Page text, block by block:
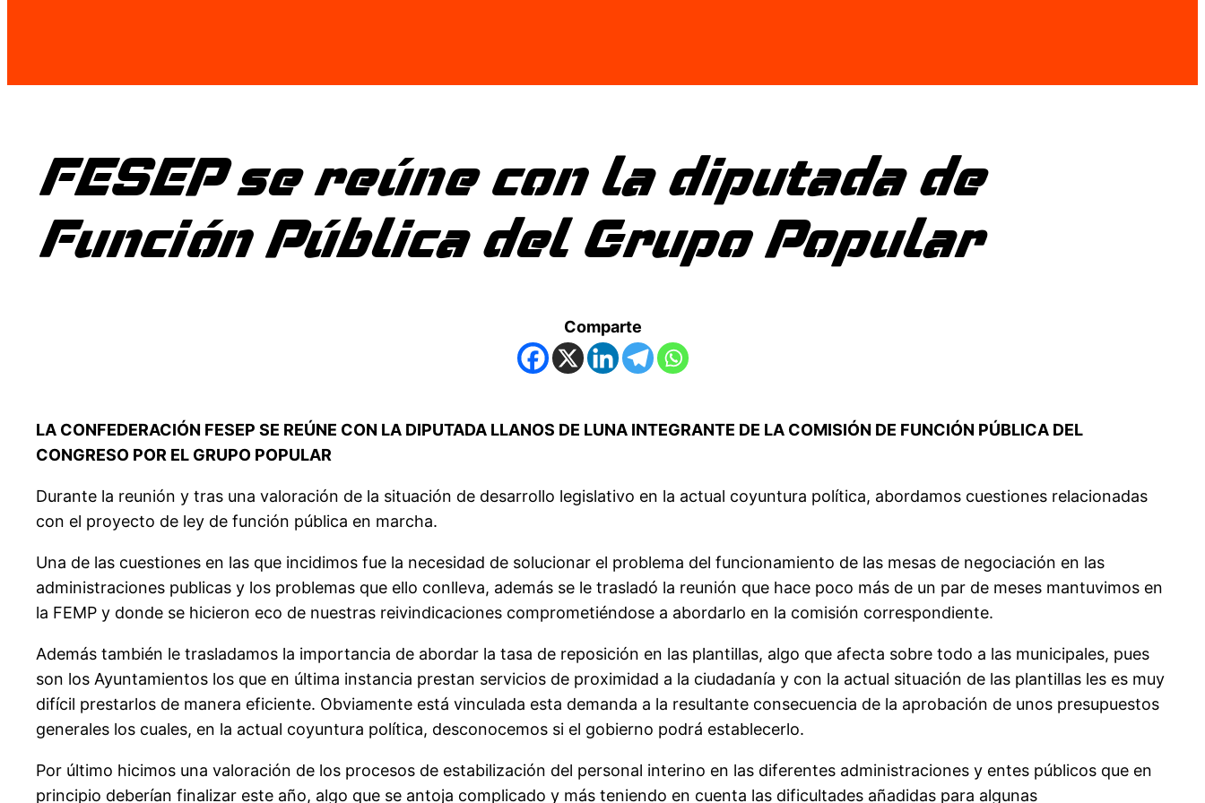
FESEP se reúne con la diputada de
Función Pública del Grupo Popular
Comparte
LA CONFEDERACIÓN FESEP SE REÚNE CON LA DIPUTADA LLANOS DE LUNA INTEGRANTE DE LA COMISIÓN DE FUNCIÓN PÚBLICA DEL
CONGRESO POR EL GRUPO POPULAR
Durante la reunión y tras una valoración de la situación de desarrollo legislativo en la actual coyuntura política, abordamos cuestiones relacionadas
con el proyecto de ley de función pública en marcha.
Una de las cuestiones en las que incidimos fue la necesidad de solucionar el problema del funcionamiento de las mesas de negociación en las
administraciones publicas y los problemas que ello conlleva, además se le trasladó la reunión que hace poco más de un par de meses mantuvimos en
la FEMP y donde se hicieron eco de nuestras reivindicaciones comprometiéndose a abordarlo en la comisión correspondiente.
Además también le trasladamos la importancia de abordar la tasa de reposición en las plantillas, algo que afecta sobre todo a las municipales, pues
son los Ayuntamientos los que en última instancia prestan servicios de proximidad a la ciudadanía y con la actual situación de las plantillas les es muy
difícil prestarlos de manera eficiente. Obviamente está vinculada esta demanda a la resultante consecuencia de la aprobación de unos presupuestos
generales los cuales, en la actual coyuntura política, desconocemos si el gobierno podrá establecerlo.
Por último hicimos una valoración de los procesos de estabilización del personal interino en las diferentes administraciones y entes públicos que en
principio deberían finalizar este año, algo que se antoja complicado y más teniendo en cuenta las dificultades añadidas para algunas